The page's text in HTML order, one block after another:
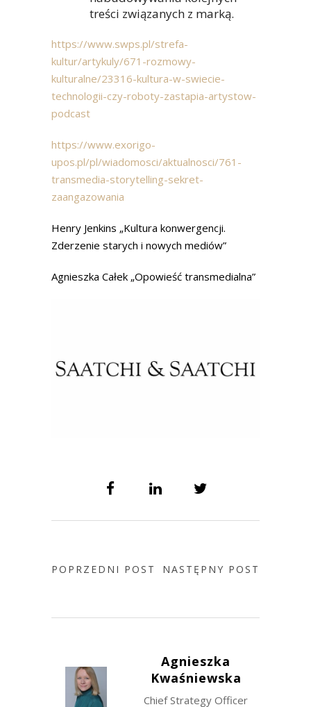
treści związanych z marką.
https://www.swps.pl/strefa-
kultur/artykuly/671-rozmowy-
kulturalne/23316-kultura-w-swiecie-
technologii-czy-roboty-zastapia-artystow-
podcast
https://www.exorigo-
upos.pl/pl/wiadomosci/aktualnosci/761-
transmedia-storytelling-sekret-
zaangazowania
Henry Jenkins „Kultura konwergencji.
Zderzenie starych i nowych mediów”
Agnieszka Całek „Opowieść transmedialna”
POPRZEDNI POST NASTĘPNY POST
Agnieszka
Kwaśniewska
Chief Strategy Officer